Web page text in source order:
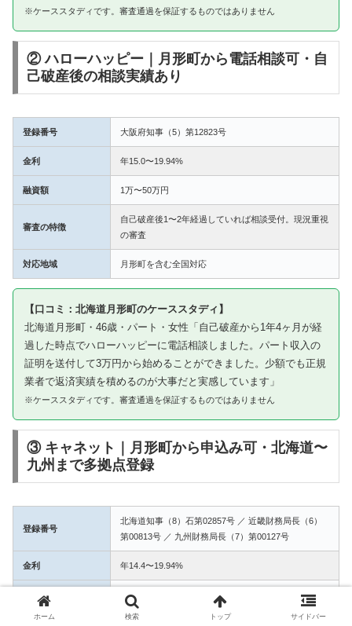
※ケーススタディです。審査通過を保証するものではありません
② ハローハッピー｜月形町から電話相談可・自
己破産後の相談実績あり
登録番号 大阪府知事（5）第12823号
金利 年15.0〜19.94%
融資額 1万〜50万円
審査の特徴
自己破産後1〜2年経過していれば相談受付。現況重視
の審査
対応地域 月形町を含む全国対応
【口コミ：北海道月形町のケーススタディ】
北海道月形町・46歳・パート・女性「自己破産から1年4ヶ月が経
過した時点でハローハッピーに電話相談しました。パート収入の
証明を送付して3万円から始めることができました。少額でも正規
業者で返済実績を積めるのが大事だと実感しています」
※ケーススタディです。審査通過を保証するものではありません
③ キャネット｜月形町から申込み可・北海道〜
九州まで多拠点登録
登録番号
北海道知事（8）石第02857号 ／ 近畿財務局長（6）
第00813号 ／ 九州財務局長（7）第00127号
金利 年14.4〜19.94%
融資額 1万〜50万円
ホーム 検索 トップ サイドバー